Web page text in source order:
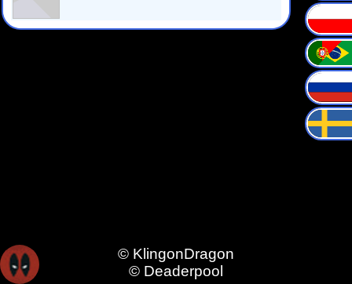
© KlingonDragon
© Deaderpool